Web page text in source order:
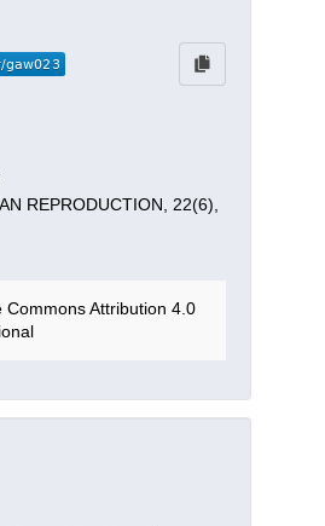
REPRODUCTION, 22(6),
Commons Attribution 4.0